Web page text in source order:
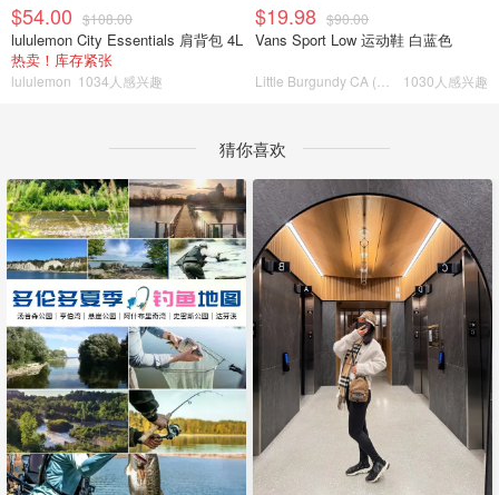
$54.00 $108.00
lululemon City Essentials 肩背包 4L
热卖！库存紧张
lululemon 1034人感兴趣
$19.98 $90.00
Vans Sport Low 运动鞋 白蓝色
1030人感兴趣
猜你喜欢